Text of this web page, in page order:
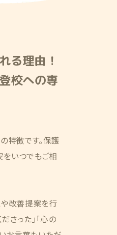
る理由！
校への専
特徴です。保護
いつでもご相
改善提案を行
さった」「心の